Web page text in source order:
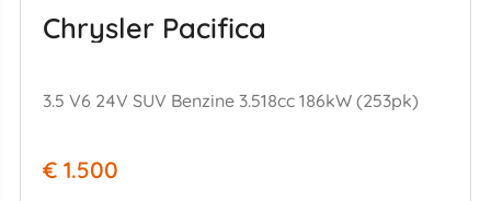
Chrysler Pacifica
3.5 V6 24V SUV Benzine 3.518cc 186kW (253pk)
€ 1.500